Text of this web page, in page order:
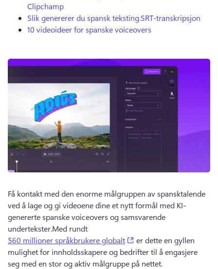
Clipchamp
Slik genererer du spansk teksting.SRT-transkripsjon
10 videoideer for spanske voiceovers
Få kontakt med den enorme målgruppen av spansktalende
ved å lage og gi videoene dine et nytt formål med KI-
genererte spanske voiceovers og samsvarende
undertekster.Med rundt
560 millioner språkbrukere globalt
(opens in a new tab)
er dette en gyllen
mulighet for innholdsskapere og bedrifter til å engasjere
seg med en stor og aktiv målgruppe på nettet.